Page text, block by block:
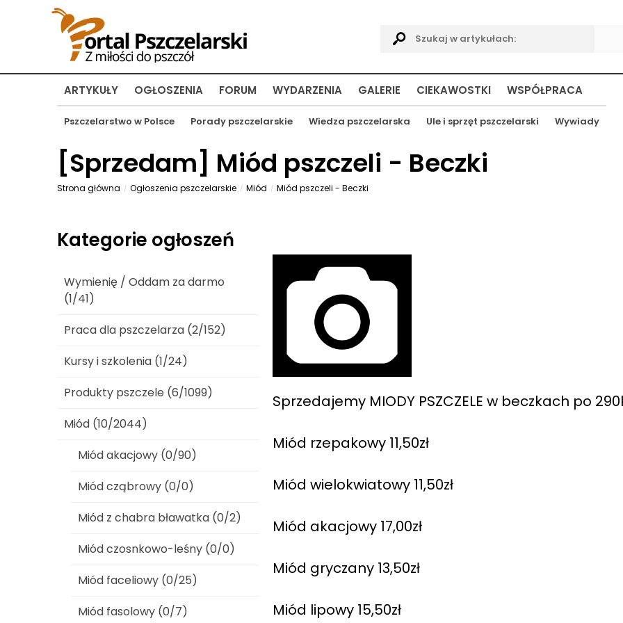
ARTYKUŁY
Pszczelarstwo w Polsce Porady pszczelarskie Wiedza pszczelarska Ule i sprzęt pszczelarski Wywiady
OGŁOSZENIA FORUM WYDARZENIA GALERIE CIEKAWOSTKI WSPÓŁPRACA
[Sprzedam] Miód pszczeli - Beczki
Strona główna Ogłoszenia pszczelarskie Miód Miód pszczeli - Beczki
Sprzedajemy MIODY PSZCZELE w beczkach po
Miód rzepakowy 11,50zł
Miód wielokwiatowy 11,50zł
Miód akacjowy 17,00zł
Miód gryczany 13,50zł
Miód lipowy 15,50zł
Kategorie ogłoszeń
Wymienię / Oddam za darmo
(1/41)
Praca dla pszczelarza (2/152)
Kursy i szkolenia (1/24)
Produkty pszczele (6/1099)
Miód (10/2044)
Miód akacjowy (0/90)
Miód cząbrowy (0/0)
Miód z chabra bławatka (0/2)
Miód czosnkowo-leśny (0/0)
Miód faceliowy (0/25)
Miód fasolowy (0/7)